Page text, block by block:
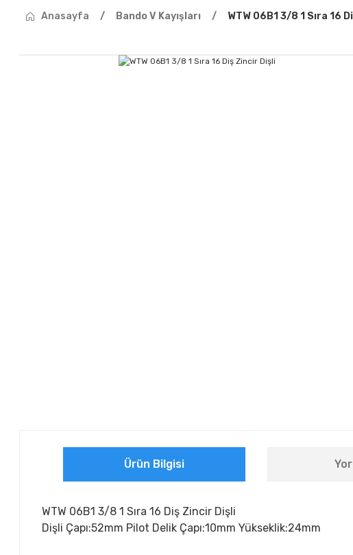
Anasayfa Bando V Kayışları WTW 06B1 3/8 1 Sıra 16
Ürün Bilgisi
WTW 06B1 3/8 1 Sıra 16 Diş Zincir Dişli
Dişli Çapı:52mm Pilot Delik Çapı:10mm Yükseklik:24mm